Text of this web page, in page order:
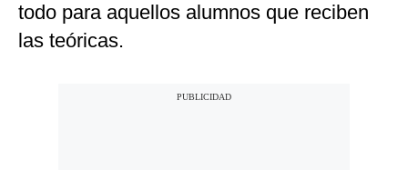
todo para aquellos alumnos que reciben
las teóricas.